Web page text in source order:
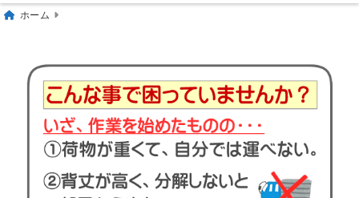
ホーム